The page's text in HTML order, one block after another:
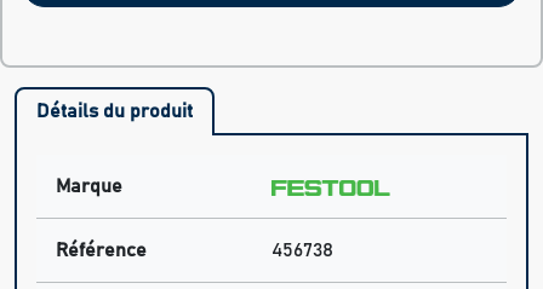
Détails du produit
Marque
Référence 456738